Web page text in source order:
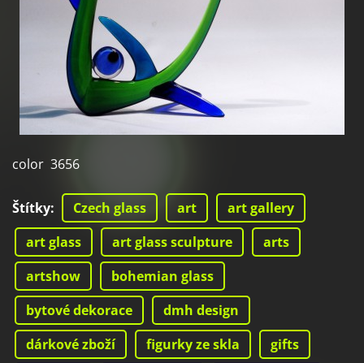
color 3656
Štítky: Czech glass art
art gallery
art glass
art glass sculpture
arts
artshow
bohemian glass
bytové dekorace
dmh design
dárkové zboží
figurky ze skla
gifts